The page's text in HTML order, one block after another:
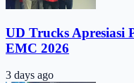
UD Trucks Apresiasi
EMC 2026
3 days ago